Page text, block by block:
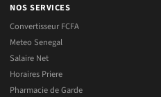
NOS SERVICES
Convertisseur FCFA
Meteo Senegal
Salaire Net
Horaires Priere
Pharmacie de Garde